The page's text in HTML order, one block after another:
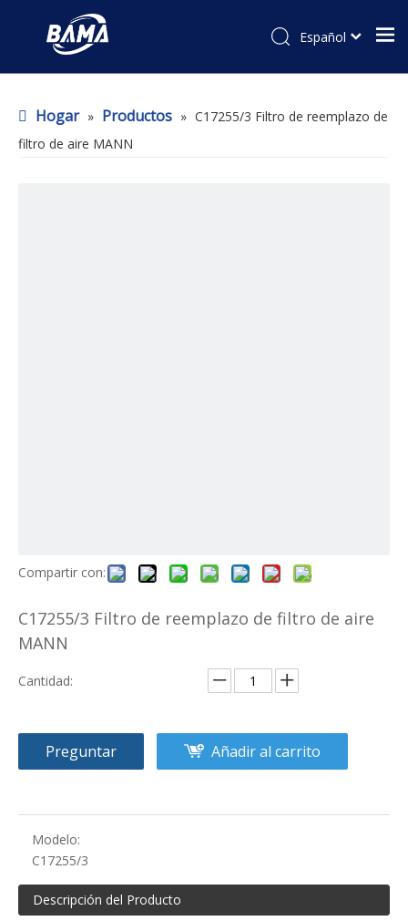
Español
Hogar » Productos » C17255/3 Filtro de reemplazo de
filtro de aire MANN
Compartir con:
C17255/3 Filtro de reemplazo de filtro de aire
MANN
Cantidad:
Preguntar Añadir al carrito
Modelo:
C17255/3
Descripción del Producto